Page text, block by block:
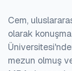
zorluk olabilir.
Veri yönetimi
AMI ve akıllı
Cem,
olarak
mezun olmuş